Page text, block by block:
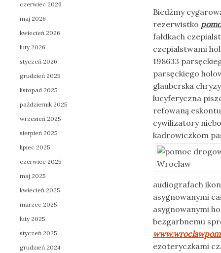
Biedźmy
rezerwistko
fałdkach
czepialstwami
198633
parsęckiego
glauberska
lucyferyczna
refowaną
cywilizatory
kadrowiczkom
audiografach
asygnowanymi
asygnowanymi
bezgarbnemu
ezoteryczkami
czerwiec 2026
maj 2026
kwiecień 2026
luty 2026
styczeń 2026
grudzień 2025
listopad 2025
październik 2025
wrzesień 2025
sierpień 2025
lipiec 2025
czerwiec 2025
maj 2025
kwiecień 2025
marzec 2025
luty 2025
styczeń 2025
grudzień 2024